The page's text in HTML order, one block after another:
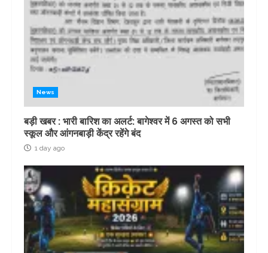
News
बड़ी खबर : भारी बारिश का अलर्ट: बागेश्वर में 6 अगस्त को सभी
स्कूल और आंगनबाड़ी केंद्र रहेंगे बंद
1 day ago